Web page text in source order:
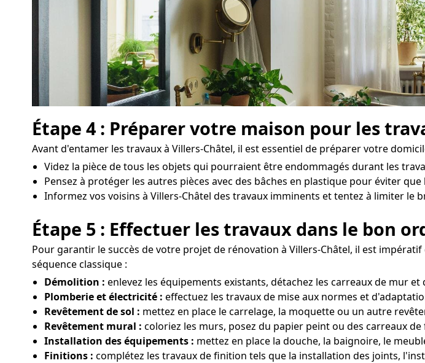
Étape 4 : Préparer votre maison pour les
Avant d'entamer les travaux à Villers-Châtel, il est essentiel de préparer votre
Videz la pièce de tous les objets qui pourraient être endommagés durant les
Pensez à protéger les autres pièces avec des bâches en plastique pour éviter
Informez vos voisins à Villers-Châtel des travaux imminents et tentez à limiter le
Étape 5 : Effectuer les travaux dans le bon
Pour garantir le succès de votre projet de rénovation à Villers-Châtel, il est
séquence classique :
Démolition : enlevez les équipements existants, détachez les carreaux de mur
Plomberie et électricité : effectuez les travaux de mise aux normes et
Revêtement de sol : mettez en place le carrelage, la moquette ou un autre
Revêtement mural : coloriez les murs, posez du papier peint ou des carreaux
Installation des équipements : mettez en place la douche, la baignoire, le
Finitions : complétez les travaux de finition tels que la installation des joints,